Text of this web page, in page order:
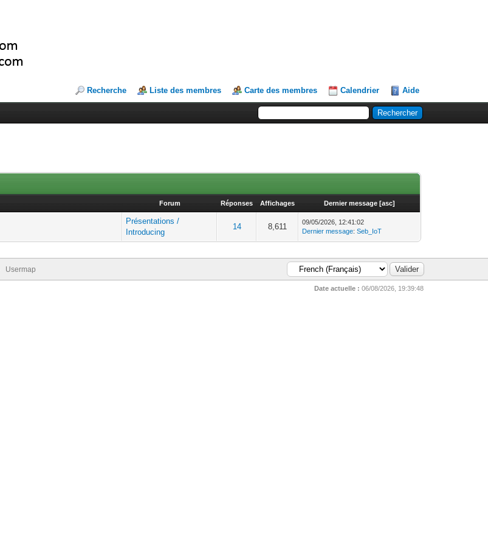
Recherche Liste des membres Carte des membres Calendrier Aide
Forum Réponses Affichages Dernier message [asc]
Présentations /
Introducing
14 8,611
09/05/2026, 12:41:02
Dernier message:Seb_IoT
Usermap
Date actuelle : 06/08/2026, 19:39:48